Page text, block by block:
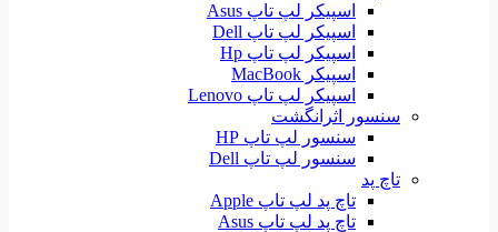
اسپیکر لپ تاپ Asus
اسپیکر لپ تاپ Dell
اسپیکر لپ تاپ Hp
اسپیکر MacBook
اسپیکر لپ تاپ Lenovo
سنسور اثرانگشت
سنسور لپ تاپ HP
سنسور لپ تاپ Dell
تاچ پد
تاچ پد لپ تاپ Apple
تاچ پد لپ تاپ Asus